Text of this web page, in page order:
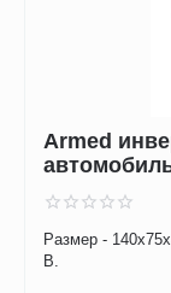
Armed
Размер -
В.